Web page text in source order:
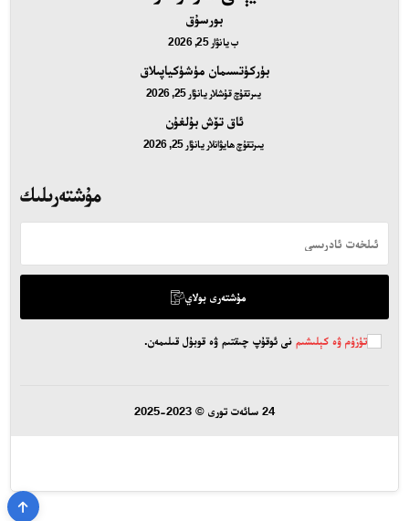
بورسۇق
يانۋار 25, 2026
بۈركۈتسىمان مۈشۈكياپىلاق
يىرتقۇچ قۇشلاريانۋار 25, 2026
ئاق تۆش بۇلغۇن
يىرتقۇچ ھايۋانلاريانۋار 25, 2026
مۇشتەرىلىك
مۇشتەرى بولاي
تۈزۈم ۋە كېلىشىمنى ئوقۇپ چىقتىم ۋە قوبۇل قىلىمەن.
24 سائەت تورى © 2023-2025